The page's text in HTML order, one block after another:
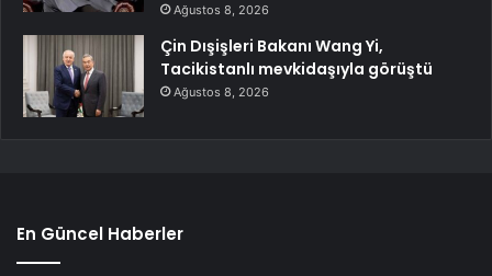
Ağustos 8, 2026
Çin Dışişleri Bakanı Wang Yi,
Tacikistanlı mevkidaşıyla görüştü
Ağustos 8, 2026
En Güncel Haberler